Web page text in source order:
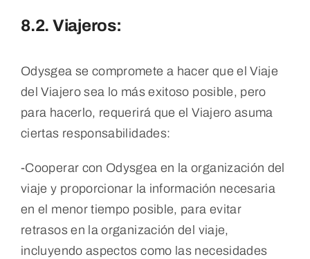
8.2. Viajeros:
Odysgea se compromete a hacer que el Viaje
del Viajero sea lo más exitoso posible, pero
para hacerlo, requerirá que el Viajero asuma
ciertas responsabilidades:
-Cooperar con Odysgea en la organización del
viaje y proporcionar la información necesaria
en el menor tiempo posible, para evitar
retrasos en la organización del viaje,
incluyendo aspectos como las necesidades